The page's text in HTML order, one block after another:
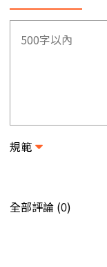
規範
全部評論 (0)